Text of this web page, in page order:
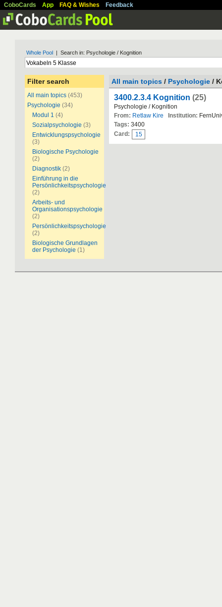
CoboCards App FAQ & Wishes Feedback
Whole Pool | Search in: Psychologie / Kognition
Filter search
All main topics (453)
Psychologie (34)
Modul 1 (4)
Sozialpsychologie (3)
Entwicklungspsychologie
(3)
Biologische Psychologie
(2)
Diagnostik (2)
Einführung in die
Persönlichkeitspsychologie
(2)
Arbeits- und
Organisationspsychologie
(2)
Persönlichkeitspsychologie
(2)
Biologische Grundlagen
der Psychologie (1)
All main topics / Psychologie /
3400.2.3.4 Kognition (25)
Psychologie / Kognition
From: Retlaw Kire Institution:
Tags: 3400
Card:
15